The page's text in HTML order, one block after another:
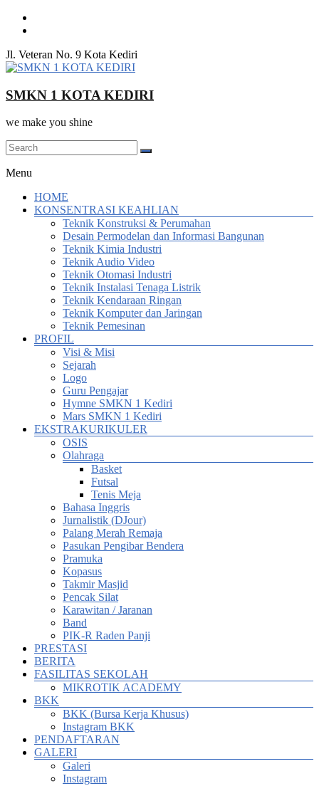
Skip
Jl. Veteran No. 9 Kota Kediri
SMKN 1 KOTA KEDIRI
we make you shine
Menu
HOME
KONSENTRASI KEAHLIAN
Teknik Konstruksi & Perumahan
Desain Permodelan dan Informasi Bangunan
Teknik Kimia Industri
Teknik Audio Video
Teknik Otomasi Industri
Teknik Instalasi Tenaga Listrik
Teknik Kendaraan Ringan
Teknik Komputer dan Jaringan
Teknik Pemesinan
PROFIL
Visi & Misi
Sejarah
Logo
Guru Pengajar
Hymne SMKN 1 Kediri
Mars SMKN 1 Kediri
EKSTRAKURIKULER
OSIS
Olahraga
Basket
Futsal
Tenis Meja
Bahasa Inggris
Jurnalistik (DJour)
Palang Merah Remaja
Pasukan Pengibar Bendera
Pramuka
Kopasus
Takmir Masjid
Pencak Silat
Karawitan / Jaranan
Band
PIK-R Raden Panji
PRESTASI
BERITA
FASILITAS SEKOLAH
MIKROTIK ACADEMY
BKK
BKK (Bursa Kerja Khusus)
Instagram BKK
PENDAFTARAN
GALERI
Galeri
Instagram